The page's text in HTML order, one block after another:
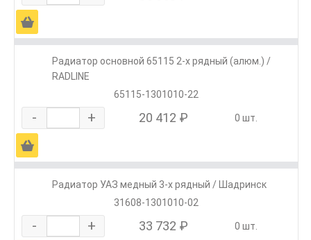
Ä
Радиатор основной 65115 2-х рядный (алюм.) /
RADLINE
65115-1301010-22
- + 20 412 ₽ 0 шт.
Ä
Радиатор УАЗ медный 3-х рядный / Шадринск
31608-1301010-02
- + 33 732 ₽ 0 шт.